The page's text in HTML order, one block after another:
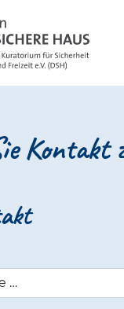
Kontakt